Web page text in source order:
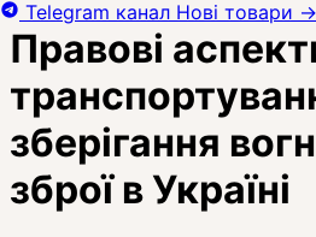
Правові
зберігання
зброї в Україні
Telegram канал Нові товари →